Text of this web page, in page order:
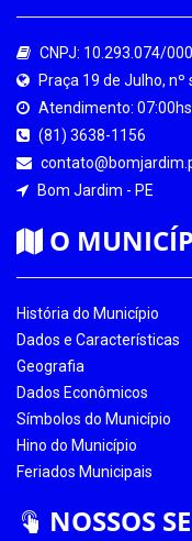
CNPJ: 10.293.074/
Praça 19 de Julho, nº
Atendimento:
(81) 3638-1156
Bom Jardim - PE
O
História do Município
Dados e Características
Geografia
Dados Econômicos
Símbolos do Município
Hino do Município
Feriados Municipais
NOSSOS